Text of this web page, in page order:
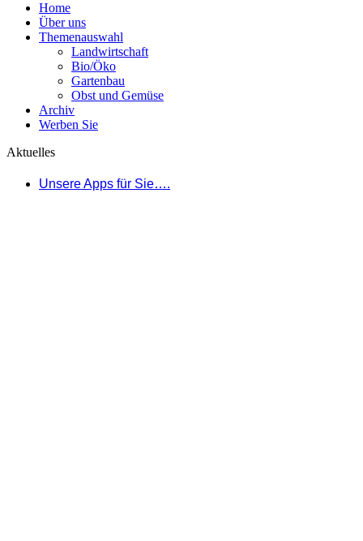
Home
Über uns
Themenauswahl
Landwirtschaft
Bio/Öko
Gartenbau
Obst und Gemüse
Archiv
Werben Sie
Aktuelles
Unsere Apps für Sie….